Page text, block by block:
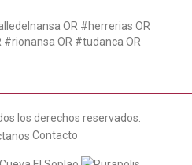
OR #herrerias OR
OR #tudanca OR
los derechos reservados.
Contacto